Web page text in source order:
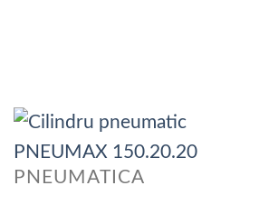
PNEUMATICA